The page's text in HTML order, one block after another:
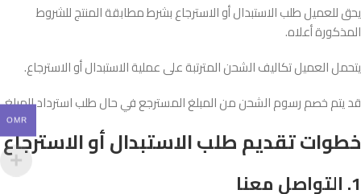
يحق للعميل طلب الاستبدال أو الاسترجاع بشرط مطابقة المنتج للشروط
المذكورة أعلاه.
يتحمل العميل تكاليف الشحن المترتبة على عملية الاستبدال أو الاسترجاع.
قد يتم خصم رسوم الشحن من المبلغ المسترجع في حال طلب استرداد المبلغ.
خطوات تقديم طلب الاستبدال أو الاسترجاع
1. التواصل معنا
OMR